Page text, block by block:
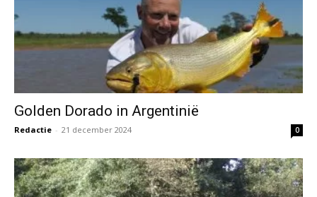
Golden Dorado in Argentinië
Redactie - 21 december 2024 0